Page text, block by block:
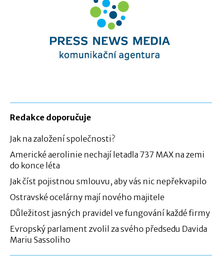
Redakce doporučuje
Jak na založení společnosti?
Americké aerolinie nechají letadla 737 MAX na zemi
do konce léta
Jak číst pojistnou smlouvu, aby vás nic nepřekvapilo
Ostravské ocelárny mají nového majitele
Důležitost jasných pravidel ve fungování každé firmy
Evropský parlament zvolil za svého předsedu Davida
Mariu Sassoliho